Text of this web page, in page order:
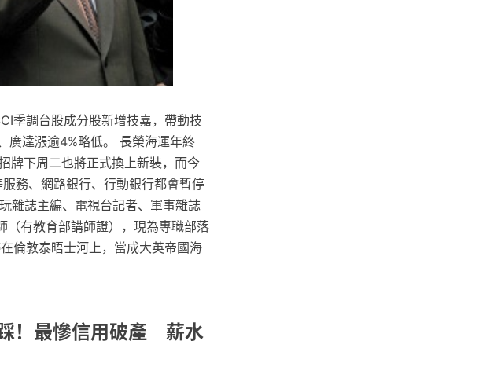
季調台股成分股新增技嘉，帶動技
廣達漲逾4%略低。 長榮海運年終
牌下周二也將正式換上新裝，而今
務、網路銀行、行動銀行都會暫停
雜誌主編、電視台記者、軍事雜誌
（有教育部講師證），現為專職部落
倫敦泰晤士河上，當成大英帝國海
！最慘信用破產 薪水